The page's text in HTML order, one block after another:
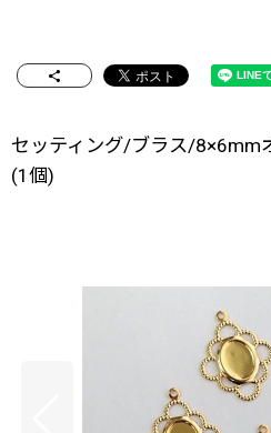
セッティング/ブラス/8×6mm
(1個)